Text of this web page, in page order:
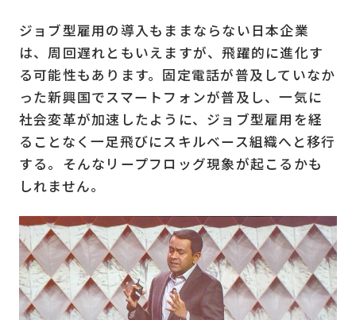
ジョブ型雇用の導入もままならない日本企業
は、周回遅れともいえますが、飛躍的に進化す
る可能性もあります。固定電話が普及していなか
った新興国でスマートフォンが普及し、一気に
社会変革が加速したように、ジョブ型雇用を経
ることなく一足飛びにスキルベース組織へと移行
する。そんなリープフロッグ現象が起こるかも
しれません。